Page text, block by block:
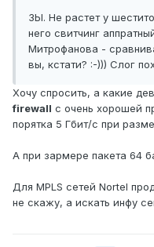
ЗЫ. Не растет у
него свитчинг
Митрофанова -
вы, кстати? :-))) Слог
Хочу спросить, а какие
firewall с очень хорошей
порятка 5 Гбит/с при
А при зармере пакета 64
Для MPLS сетей Nortel
не скажу, а искать инфу